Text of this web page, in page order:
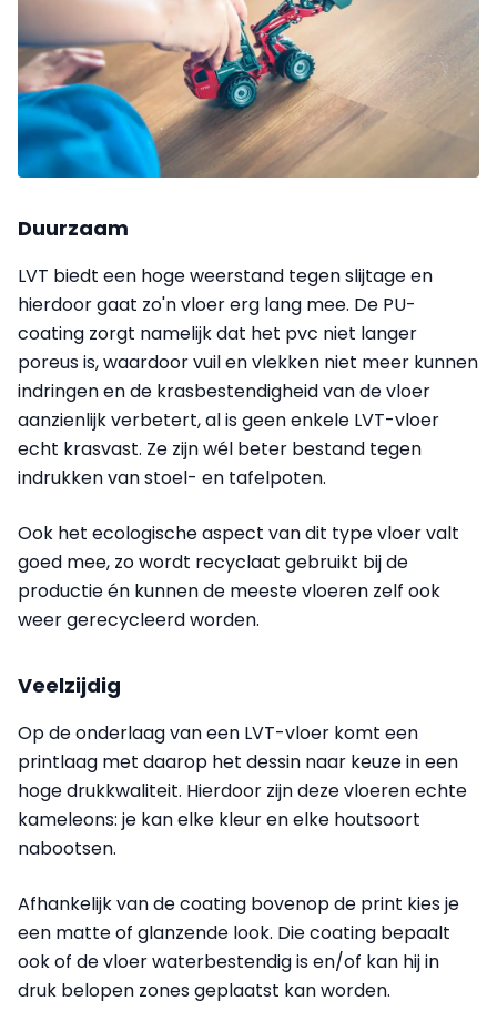
Duurzaam
LVT biedt een hoge weerstand tegen slijtage en
hierdoor gaat zo'n vloer erg lang mee. De PU-
coating zorgt namelijk dat het pvc niet langer
poreus is, waardoor vuil en vlekken niet meer kunnen
indringen en de krasbestendigheid van de vloer
aanzienlijk verbetert, al is geen enkele LVT-vloer
echt krasvast. Ze zijn wél beter bestand tegen
indrukken van stoel- en tafelpoten.
Ook het ecologische aspect van dit type vloer valt
goed mee, zo wordt recyclaat gebruikt bij de
productie én kunnen de meeste vloeren zelf ook
weer gerecycleerd worden.
Veelzijdig
Op de onderlaag van een LVT-vloer komt een
printlaag met daarop het dessin naar keuze in een
hoge drukkwaliteit. Hierdoor zijn deze vloeren echte
kameleons: je kan elke kleur en elke houtsoort
nabootsen.
Afhankelijk van de coating bovenop de print kies je
een matte of glanzende look. Die coating bepaalt
ook of de vloer waterbestendig is en/of kan hij in
druk belopen zones geplaatst kan worden.